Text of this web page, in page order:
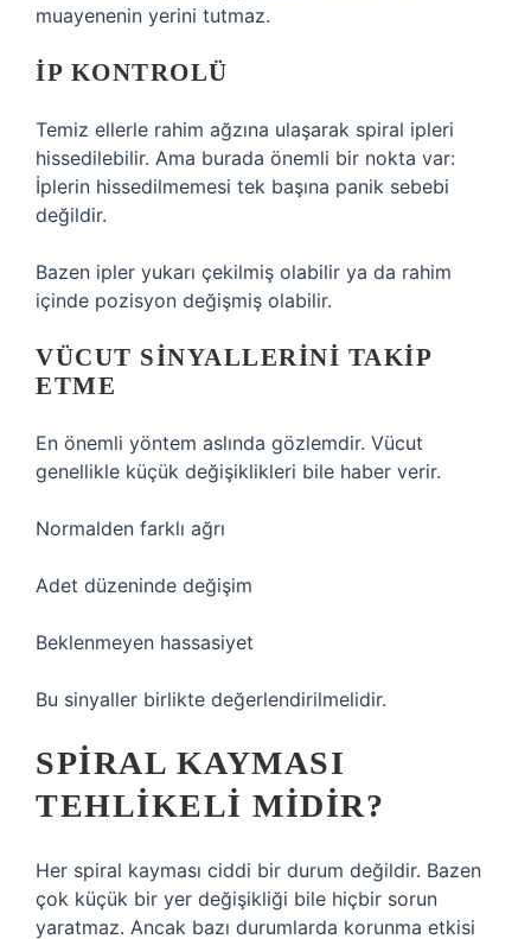
muayenenin yerini tutmaz.
İP KONTROLÜ
Temiz ellerle rahim ağzına ulaşarak spiral ipleri
hissedilebilir. Ama burada önemli bir nokta var:
İplerin hissedilmemesi tek başına panik sebebi
değildir.
Bazen ipler yukarı çekilmiş olabilir ya da rahim
içinde pozisyon değişmiş olabilir.
VÜCUT SINYALLERINI TAKIP
ETME
En önemli yöntem aslında gözlemdir. Vücut
genellikle küçük değişiklikleri bile haber verir.
Normalden farklı ağrı
Adet düzeninde değişim
Beklenmeyen hassasiyet
Bu sinyaller birlikte değerlendirilmelidir.
SPIRAL KAYMASI
TEHLIKELI MIDIR?
Her spiral kayması ciddi bir durum değildir. Bazen
çok küçük bir yer değişikliği bile hiçbir sorun
yaratmaz. Ancak bazı durumlarda korunma etkisi